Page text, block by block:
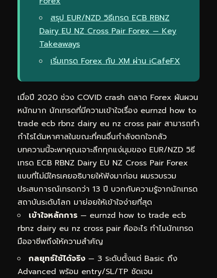
สรุป EUR/NZD วิธีเทรด ECB RBNZ
Dairy EU NZ Cross Pair Forex — Key
Takeaways
เริ่มเทรด Forex กับ XM ผ่าน iCafeFX
เมื่อปี 2020 ช่วง COVID crash ตลาด Forex ผันผวน
หนักมาก นักเทรดที่มีความเข้าใจเรื่อง eurnzd how to
trade ecb rbnz dairy eu nz cross pair สามารถทำ
กำไรได้มหาศาลในขณะที่คนอื่นกำลังตกใจกลัว
บทความนี้จะพาคุณเจาะลึกทุกแง่มุมของ EUR/NZD วิธี
เทรด ECB RBNZ Dairy EU NZ Cross Pair Forex
แบบที่ไม่มีใครเคยอธิบายให้ฟังมาก่อน ผมรวบรวม
ประสบการณ์เทรดกว่า 13 ปี บวกกับความรู้จากนักเทรด
สถาบันระดับโลก มาย่อยให้เข้าใจง่ายที่สุด
เข้าใจหลักการ — eurnzd how to trade ecb
rbnz dairy eu nz cross pair คืออะไร ทำไมนักเทรด
มืออาชีพถึงให้ความสำคัญ
กลยุทธ์ใช้ได้จริง — 3 ระดับตั้งแต่ Basic ถึง
Advanced พร้อม entry/SL/TP ชัดเจน